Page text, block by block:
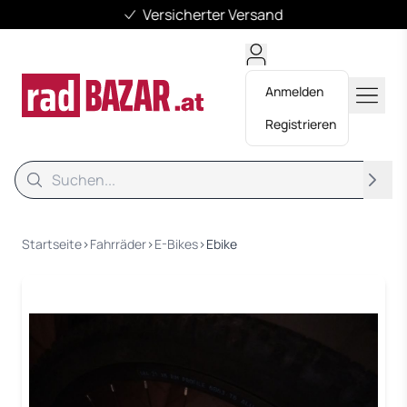
Versicherter Versand
Anmelden
Registrieren
Suche
Startseite›Fahrräder›E-Bikes›Ebike